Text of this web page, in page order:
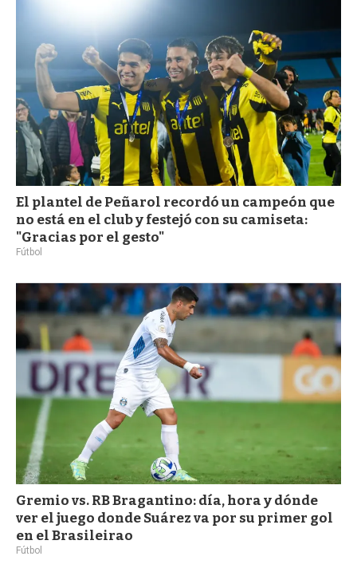
El plantel de Peñarol recordó un campeón que
no está en el club y festejó con su camiseta:
"Gracias por el gesto"
Fútbol
Gremio vs. RB Bragantino: día, hora y dónde
ver el juego donde Suárez va por su primer gol
en el Brasileirao
Fútbol